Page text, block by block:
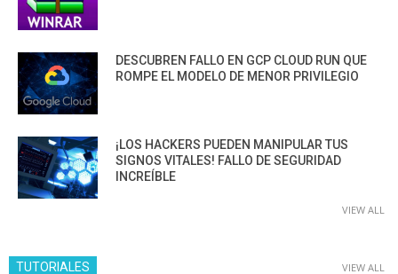
DESCUBREN FALLO EN GCP CLOUD RUN QUE
ROMPE EL MODELO DE MENOR PRIVILEGIO
¡LOS HACKERS PUEDEN MANIPULAR TUS
SIGNOS VITALES! FALLO DE SEGURIDAD
INCREÍBLE
VIEW ALL
TUTORIALES VIEW ALL